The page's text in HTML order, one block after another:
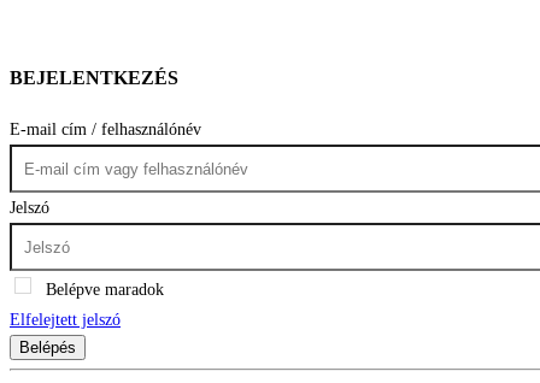
BEJELENTKEZÉS
E-mail cím / felhasználónév
Jelszó
Belépve maradok
Elfelejtett jelszó
Belépés